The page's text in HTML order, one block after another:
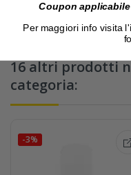
16 altri prodotti
categoria:
-3%
Coupon
Per maggiori info visita